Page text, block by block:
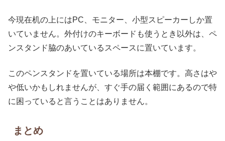
今現在机の上にはPC、モニター、小型スピーカーしか置
いていません。外付けのキーボードも使うとき以外は、ペ
ンスタンド脇のあいているスペースに置いています。
このペンスタンドを置いている場所は本棚です。高さはや
や低いかもしれませんが、すぐ手の届く範囲にあるので特
に困っていると言うことはありません。
まとめ